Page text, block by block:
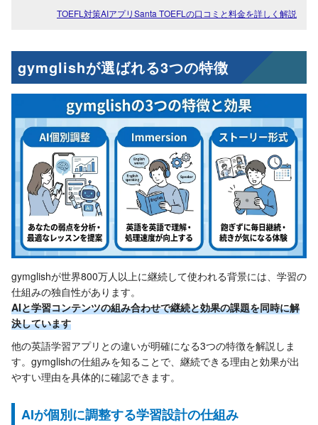
TOEFL対策AIアプリSanta TOEFLの口コミと料金を詳しく解説
gymglishが選ばれる3つの特徴
gymglishが世界800万人以上に継続して使われる背景には、学習の
仕組みの独自性があります。
AIと学習コンテンツの組み合わせで継続と効果の課題を同時に解
決しています
他の英語学習アプリとの違いが明確になる3つの特徴を解説しま
す。gymglishの仕組みを知ることで、継続できる理由と効果が出
やすい理由を具体的に確認できます。
AIが個別に調整する学習設計の仕組み